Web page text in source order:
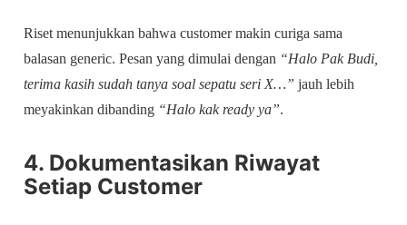
Riset menunjukkan bahwa customer makin curiga sama
balasan generic. Pesan yang dimulai dengan “Halo Pak Budi,
terima kasih sudah tanya soal sepatu seri X…” jauh lebih
meyakinkan dibanding “Halo kak ready ya”.
4. Dokumentasikan Riwayat
Setiap Customer